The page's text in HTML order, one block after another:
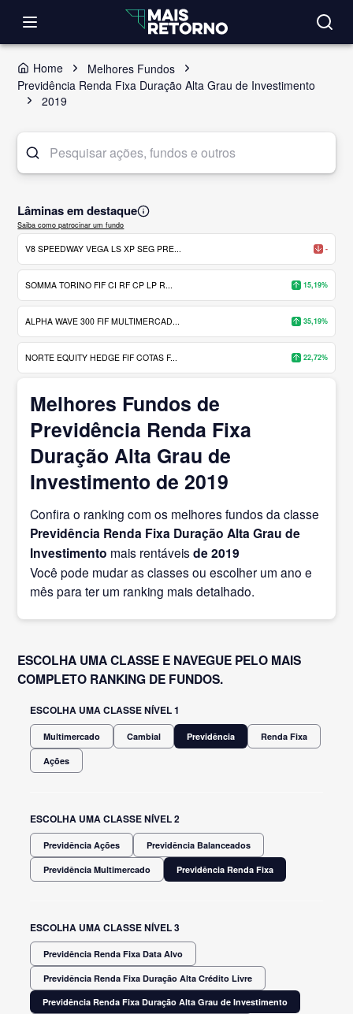
Home
Melhores Fundos
Previdência Renda Fixa Duração Alta Grau de Investimento
2019
Lâminas em destaque
Saiba como patrocinar um fundo
V8 SPEEDWAY VEGA LS XP SEG PRE... -
SOMMA TORINO FIF CI RF CP LP R... 15,19%
ALPHA WAVE 300 FIF MULTIMERCAD... 35,19%
NORTE EQUITY HEDGE FIF COTAS F... 22,72%
Melhores Fundos de
Previdência Renda Fixa
Duração Alta Grau de
Investimento de 2019
Confira o ranking com os melhores fundos da classe
Previdência Renda Fixa Duração Alta Grau de
Investimento mais rentáveisde 2019
Você pode mudar as classes ou escolher um ano e
mês para ter um ranking mais detalhado.
ESCOLHA UMA CLASSE E NAVEGUE PELO MAIS
COMPLETO RANKING DE FUNDOS.
ESCOLHA UMA CLASSE NÍVEL 1
Multimercado Cambial Previdência Renda Fixa
Ações
ESCOLHA UMA CLASSE NÍVEL 2
Previdência Ações Previdência Balanceados
Previdência Multimercado Previdência Renda Fixa
ESCOLHA UMA CLASSE NÍVEL 3
Previdência Renda Fixa Data Alvo
Previdência Renda Fixa Duração Alta Crédito Livre
Previdência Renda Fixa Duração Alta Grau de Investimento